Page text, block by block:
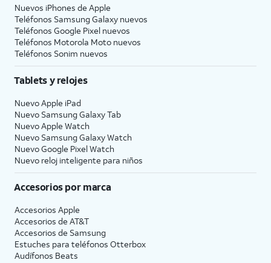
Nuevos iPhones de Apple
Teléfonos Samsung Galaxy nuevos
Teléfonos Google Pixel nuevos
Teléfonos Motorola Moto nuevos
Teléfonos Sonim nuevos
Tablets y relojes
Nuevo Apple iPad
Nuevo Samsung Galaxy Tab
Nuevo Apple Watch
Nuevo Samsung Galaxy Watch
Nuevo Google Pixel Watch
Nuevo reloj inteligente para niños
Accesorios por marca
Accesorios Apple
Accesorios de AT&T
Accesorios de Samsung
Estuches para teléfonos Otterbox
Audífonos Beats